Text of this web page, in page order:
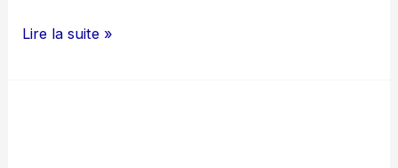
LITHIUM
Lire la suite »